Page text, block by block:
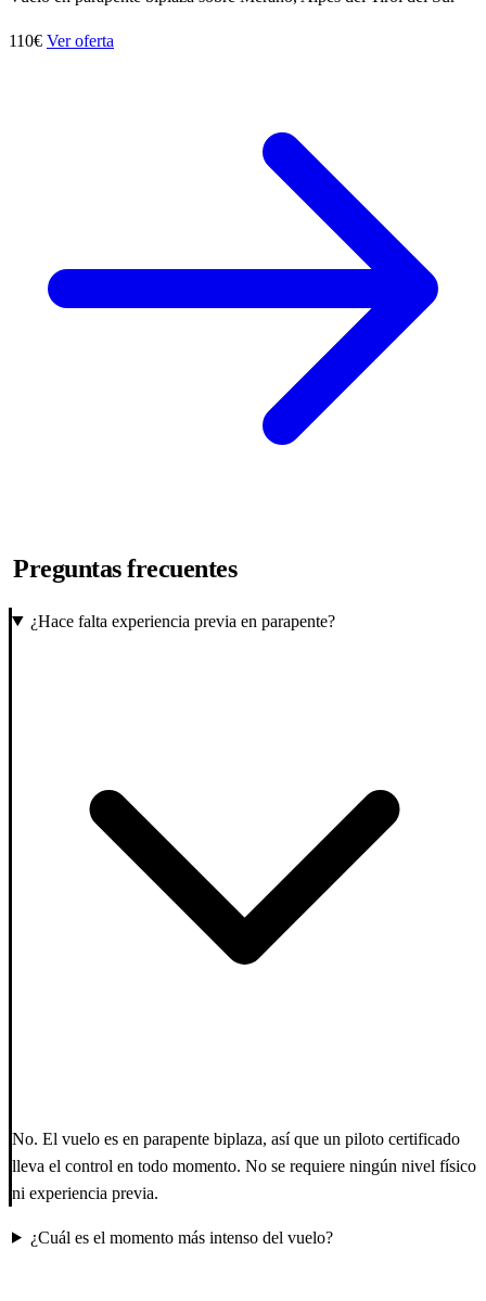
110€ Ver oferta
Preguntas frecuentes
¿Hace falta experiencia previa en parapente?
No. El vuelo es en parapente biplaza, así que un piloto certificado
lleva el control en todo momento. No se requiere ningún nivel físico
ni experiencia previa.
¿Cuál es el momento más intenso del vuelo?